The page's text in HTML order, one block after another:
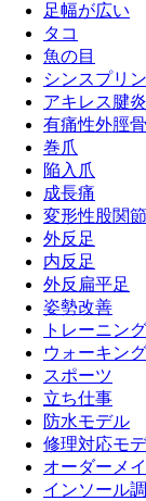
足幅が広い
タコ
魚の目
シンスプリ
アキレス腱炎
有痛性外脛骨
巻爪
陥入爪
成長痛
変形性股関
外反足
内反足
外反扁平足
姿勢改善
トレーニング
ウォーキング
スポーツ
立ち仕事
防水モデル
修理対応モ
オーダーメ
インソール